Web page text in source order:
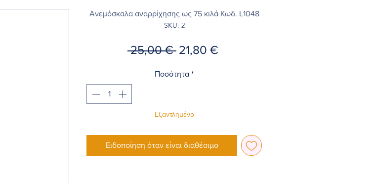
Ανεμόσκαλα αναρρίχησης ως 75 κιλά Κωδ. L1048
SKU: 2
25,00 € Κανονική
21,80 €
Ποσότητα *
Εξαντλημένο
Ειδοποίηση όταν είναι διαθέσιμο